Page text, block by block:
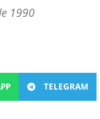
1990
TELEGRAM